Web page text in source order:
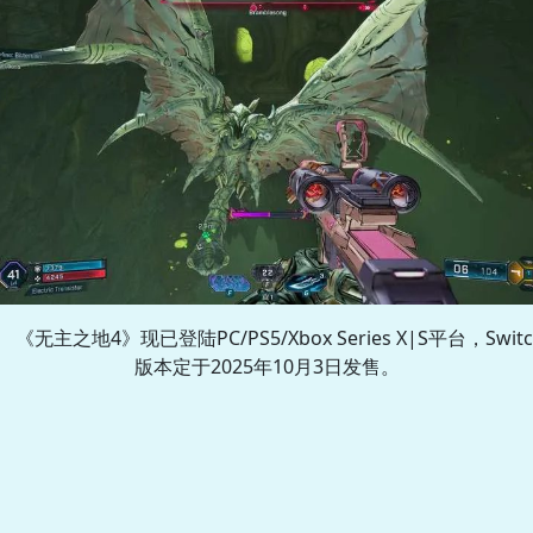
《无主之地4》现已登陆PC/PS5/Xbox Series X|S平台，
版本定于2025年10月3日发售。